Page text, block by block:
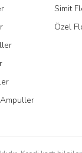
Simit
Özel